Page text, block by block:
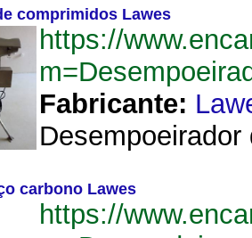
comprimidos Lawes
https://
Fabricante:
carbono Lawes
https://